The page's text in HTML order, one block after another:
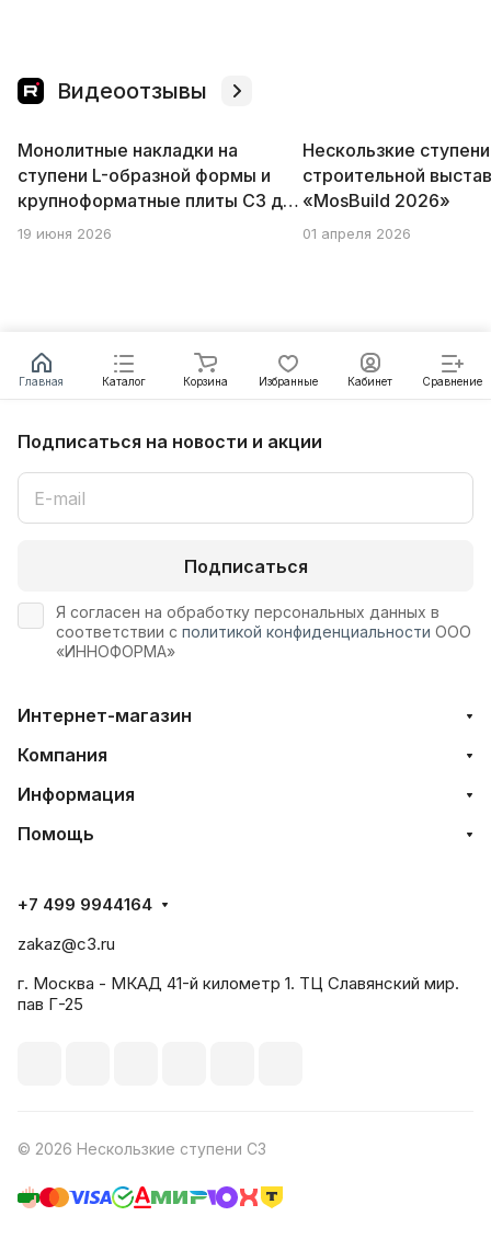
Видеоотзывы
Монолитные накладки на
ступени L-образной формы и
крупноформатные плиты C3 для
облицовки лестниц
19 июня 2026
Нескользкие
строительной
«MosBuild 2026»
01 апреля 2026
Главная Каталог Корзина Избранные Кабинет Сравнение
Подписаться на новости и акции
Подписаться
Я согласен на обработку персональных данных в
соответствии с политикой конфиденциальности ООО
«ИННОФОРМА»
Интернет-магазин
Компания
Информация
Помощь
+7 499 9944164
zakaz@c3.ru
г. Москва - МКАД 41-й километр 1. ТЦ Славянский мир.
пав Г-25
© 2026 Нескользкие ступени С3